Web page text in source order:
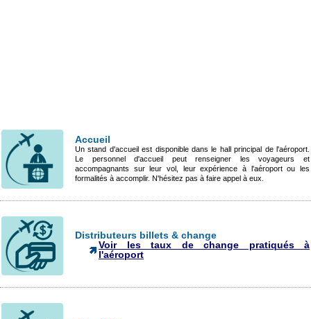
Accueil
Un stand d'accueil est disponible dans le hall principal de l'aéroport.
Le personnel d'accueil peut renseigner les voyageurs et
accompagnants sur leur vol, leur expérience à l'aéroport ou les
formalités à accomplir. N'hésitez pas à faire appel à eux.
Distributeurs billets & change
Voir les taux de change pratiqués à
l'aéroport